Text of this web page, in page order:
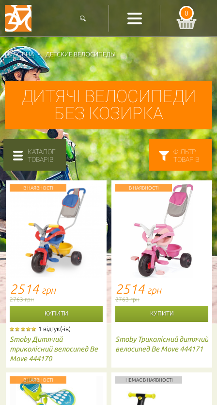
0
ГОЛОВНА ДЕТСКИЕ ВЕЛОСИПЕДЫ
ДИТЯЧІ ВЕЛОСИПЕДИ
БЕЗ КОЗИРКА
КАТАЛОГ
ТОВАРІВ
ФІЛЬТР
ТОВАРІВ
В НАЯВНОСТІ
2514 грн
2763 грн
1 відгук(-ів)
Smoby Дитячий
триколісний велосипед Be
Move 444170
В НАЯВНОСТІ
2514 грн
2763 грн
Smoby Триколісний дитячий
велосипед Be Move 444171
В НАЯВНОСТІ НЕМАЄ В НАЯВНОСТІ